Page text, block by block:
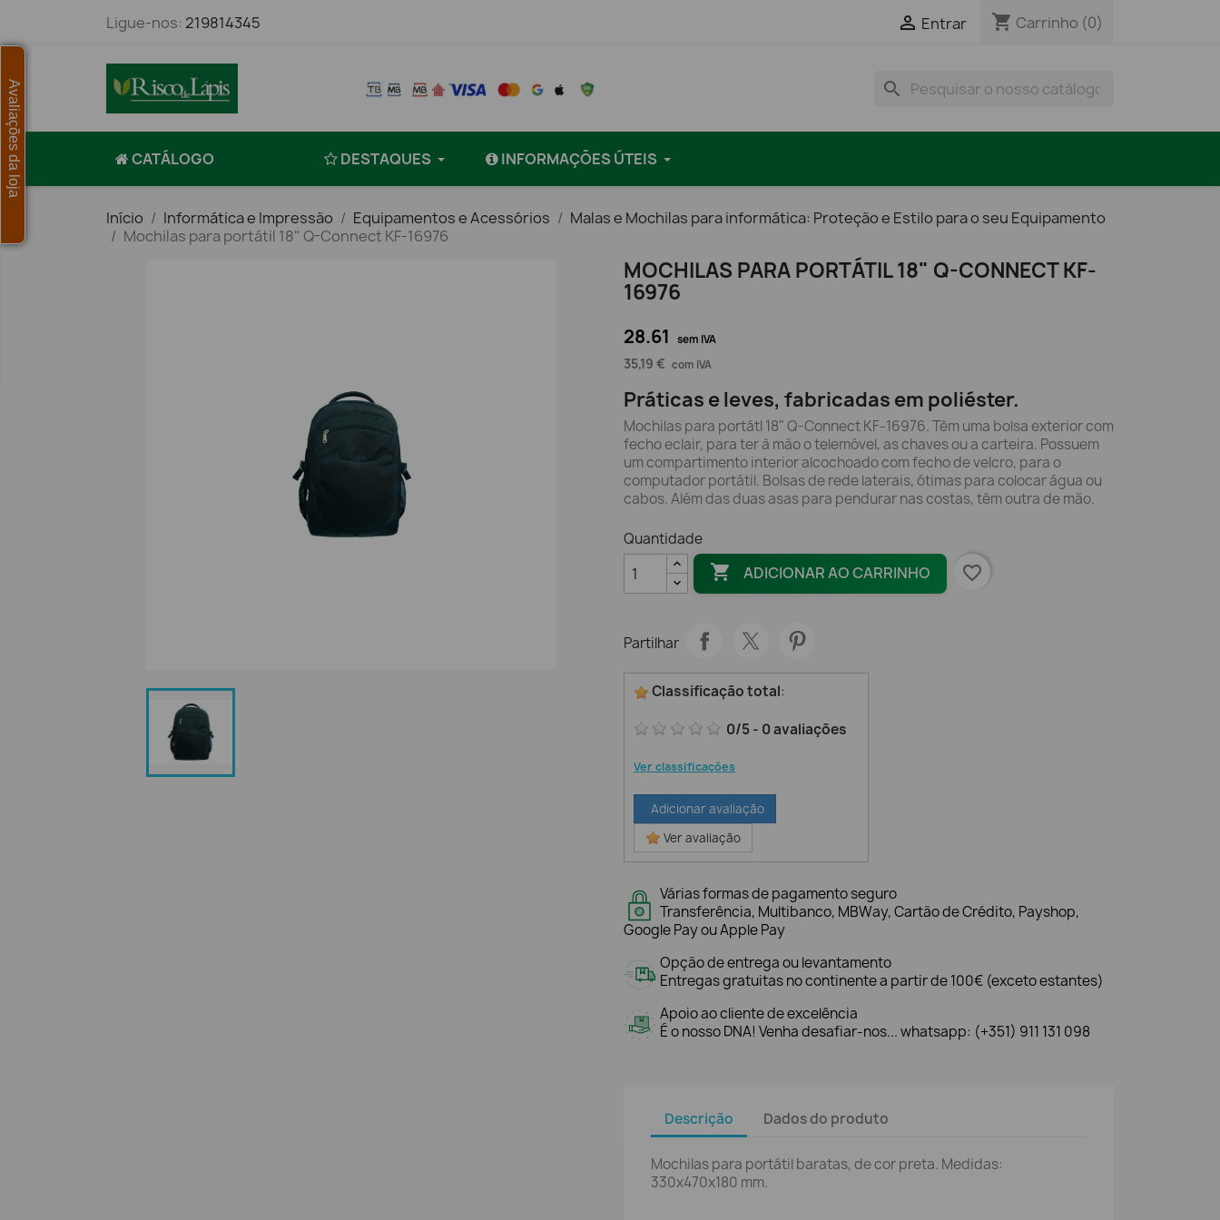
Ligue-nos: 219814345  Entrar shopping_cart Carrinho (0)
search
CATÁLOGO DESTAQUES INFORMAÇÕES ÚTEIS
Início Informática e Impressão Equipamentos e Acessórios
Malas e Mochilas para informática: Proteção e Estilo para o seu Equipamento
Mochilas para portátil 18" Q-Connect KF-16976
MOCHILAS PARA PORTÁTIL 18" Q-CONNECT KF-
16976
28.61 sem IVA
35,19 € com IVA
Práticas e leves, fabricadas em poliéster.
Mochilas para portátl 18" Q-Connect KF-16976. Têm uma bolsa exterior com
fecho eclair, para ter à mão o telemóvel, as chaves ou a carteira. Possuem
um compartimento interior alcochoado com fecho de velcro, para o
computador portátil. Bolsas de rede laterais, ótimas para colocar água ou
cabos. Além das duas asas para pendurar nas costas, têm outra de mão.
Quantidade
 ADICIONAR AO CARRINHO favorite_border
Partilhar
Classificação total:
0/5- 0avaliações
Ver classificações
Adicionar avaliação
Ver avaliação
Várias formas de pagamento seguro
Transferência, Multibanco, MBWay, Cartão de Crédito, Payshop,
Google Pay ou Apple Pay
Opção de entrega ou levantamento
Entregas gratuitas no continente a partir de 100€ (exceto estantes)
Apoio ao cliente de excelência
É o nosso DNA! Venha desafiar-nos... whatsapp: (+351) 911 131 098
Descrição Dados do produto
Mochilas para portátil baratas, de cor preta. Medidas:
330x470x180 mm.
Avaliações da loja